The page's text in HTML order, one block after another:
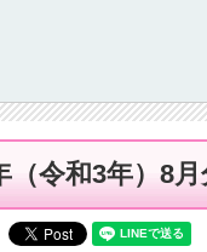
令和3年）8月